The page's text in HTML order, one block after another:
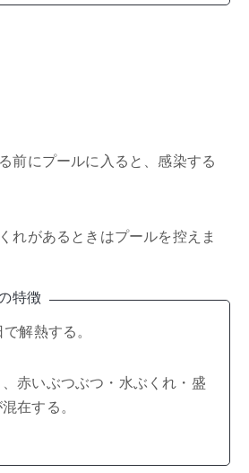
前にプールに入ると、感染する
れがあるときはプールを控えま
特徴
解熱する。
赤いぶつぶつ・水ぶくれ・盛
在する。